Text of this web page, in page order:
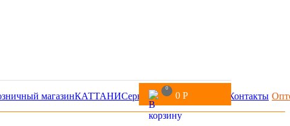
0
0 Р
магазинКАТТАНИСервисДоставка и оплата Контакты